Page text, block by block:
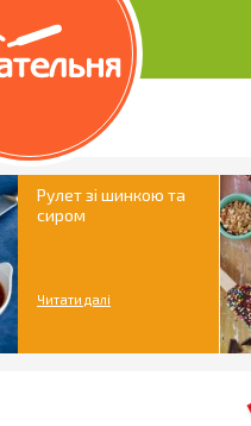
Рулет зі шинкою та
сиром
Читати далі